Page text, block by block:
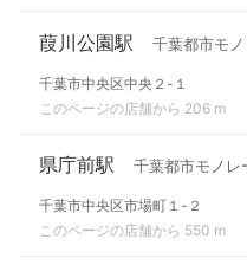
葭川公園駅 千葉都市モ
千葉市中央区中央２-１
このページの店舗から 206 m
県庁前駅 千葉都市モノレ
千葉市中央区市場町１-２
このページの店舗から 550 m